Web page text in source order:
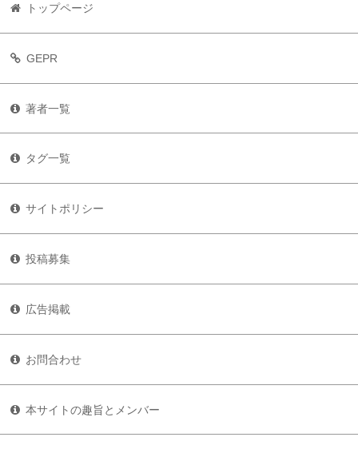
トップページ
GEPR
著者一覧
タグ一覧
サイトポリシー
投稿募集
広告掲載
お問合わせ
本サイトの趣旨とメンバー